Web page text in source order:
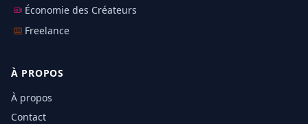
Économie des Créateurs
Freelance
À PROPOS
À propos
Contact